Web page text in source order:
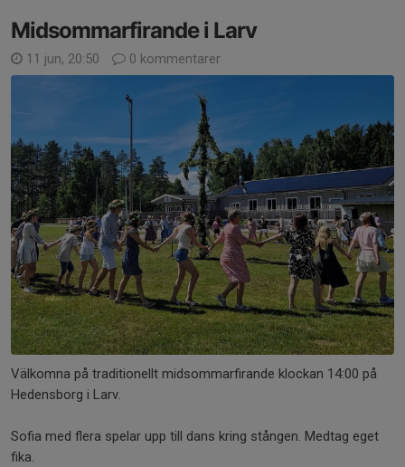
Midsommarfirande i Larv
11 jun, 20:50 0 kommentarer
Välkomna på traditionellt midsommarfirande klockan 14:00 på
Hedensborg i Larv.
Sofia med flera spelar upp till dans kring stången. Medtag eget
fika.